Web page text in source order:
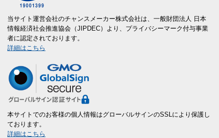
当サイト運営会社のチャンスメーカー株式会社は、一般財団法人 日本
情報経済社会推進協会（JIPDEC）より、プライバシーマーク付与事業
者に認定されております。
詳細はこちら
本サイトでのお客様の個人情報はグローバルサインのSSLにより保護し
ております。
詳細はこちら